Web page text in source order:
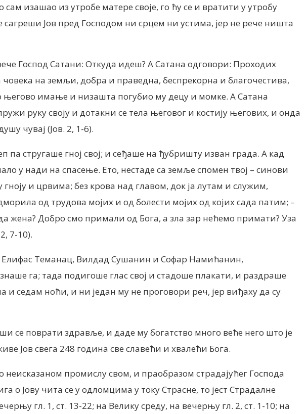
изашао из утробе матере своје, го ћу се и вратити у утробу
сагреши Јов пред Господом ни срцем ни устима, јер не рече ништа
Господ Сатани: Откуда идеш? А Сатана одговори: Проходих
на земљи, добра и праведна, беспрекорна и благочестива,
његово имање и низашта погубио му децу и момке. А Сатана
руку своју и дотакни се тела његовог и костију његових, и онда
чувај (Јов. 2, 1-6).
стругаше гној свој; и сеђаше на ђубришту изван града. А кад
у нади на cпасење. Ето, нестаде са земље спомен твој – синови
и црвима; без крова над главом, док ја лутам и служим,
од трудова мојих и од болести мојих од којих сада патим; –
жена? Добро смо примали од Бога, а зла зар нећемо примати? Уза
7-10).
Елифас Теманац, Вилдад Сушанин и Софар Намићанин,
га; тада подигоше глас свој и стадоше плакати, и раздраше
седам ноћи, и ни један му не проговори реч, јер виђаху да су
се поврати здравље, и даде му богатство много веће него што је
Јов свега 248 година све славећи и хвалећи Бога.
промислу свом, и праобразом страдајућег Господа
о Јову чита се у одломцима у току Страсне, то јест Страдалне
гл. 1, ст. 13-22; на Велику среду, на вечерњу гл. 2, ст. 1-10; на